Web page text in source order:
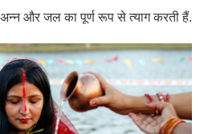
और जल का पूर्ण रूप से त्याग करती हैं.